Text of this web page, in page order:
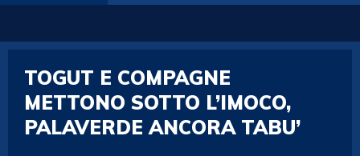
TOGUT E COMPAGNE
METTONO SOTTO L’IMOCO,
PALAVERDE ANCORA TABU’